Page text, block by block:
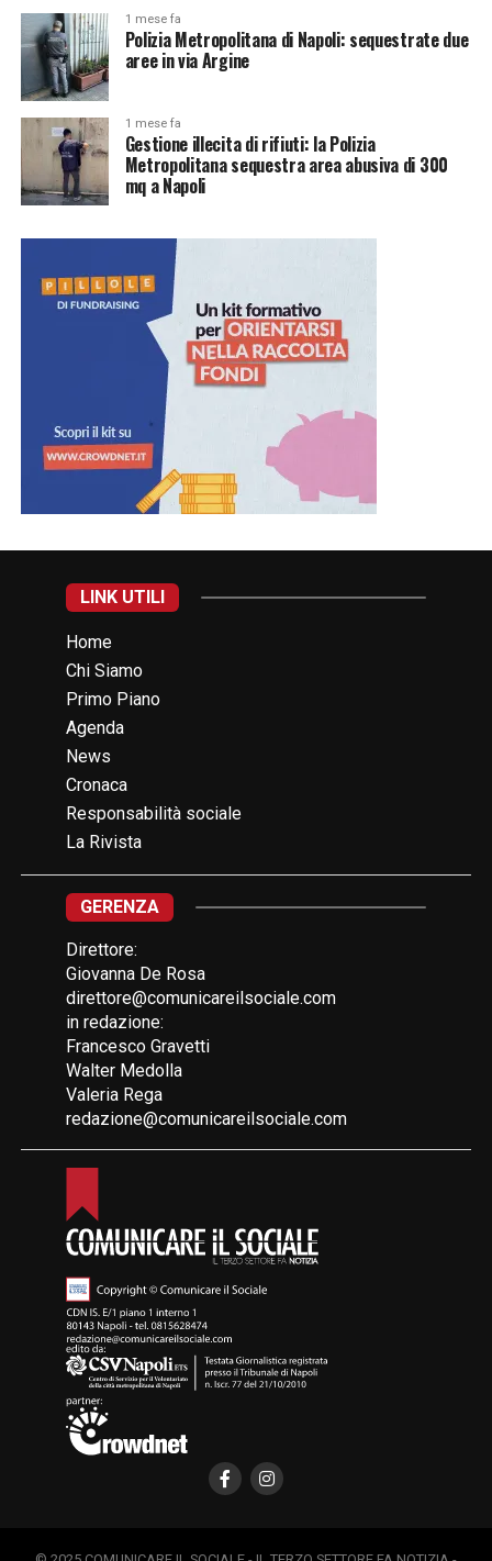
1 mese fa
Polizia Metropolitana di Napoli: sequestrate due
aree in via Argine
1 mese fa
Gestione illecita di rifiuti: la Polizia
Metropolitana sequestra area abusiva di 300
mq a Napoli
LINK UTILI
Home
Chi Siamo
Primo Piano
Agenda
News
Cronaca
Responsabilità sociale
La Rivista
GERENZA
Direttore:
Giovanna De Rosa
direttore@comunicareilsociale.com
in redazione:
Francesco Gravetti
Walter Medolla
Valeria Rega
redazione@comunicareilsociale.com